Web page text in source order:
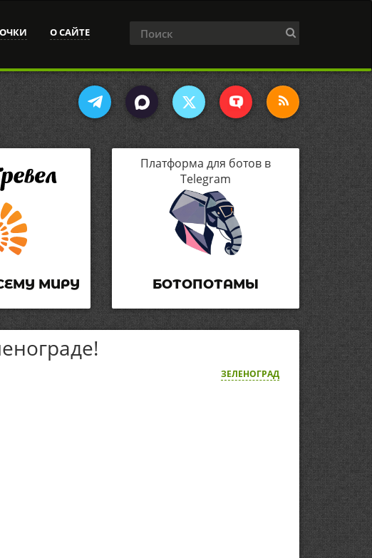
О САЙТЕ
МИРУ
Платформа для ботов в
Telegram
БОТОПОТАМЫ
ЗЕЛЕНОГРАД